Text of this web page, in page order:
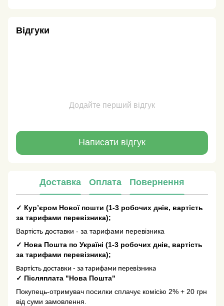
Відгуки
Додайте перший відгук
Написати відгук
Доставка Оплата Повернення
✓ Кур’єром Нової пошти (1-3 робочих днів, вартість
за тарифами перевізника);
Вартість доставки - за тарифами перевізника
✓ Нова Пошта по Україні (1-3 робочих днів, вартість
за тарифами перевізника);
Вартість доставки - за тарифами перевізника
✓ Післяплата "Нова Пошта"
Покупець-отримувач посилки сплачує комісію 2% + 20 грн
від суми замовлення.